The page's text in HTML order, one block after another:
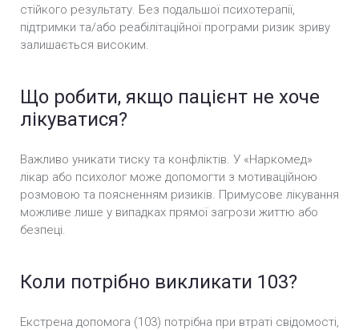
стійкого результату. Без подальшої психотерапії,
підтримки та/або реабілітаційної програми ризик зриву
залишається високим.
Що робити, якщо пацієнт не хоче
лікуватися?
Важливо уникати тиску та конфліктів. У «Наркомед»
лікар або психолог може допомогти з мотиваційною
розмовою та поясненням ризиків. Примусове лікування
можливе лише у випадках прямої загрози життю або
безпеці.
Коли потрібно викликати 103?
Екстрена допомога (103) потрібна при втраті свідомості,